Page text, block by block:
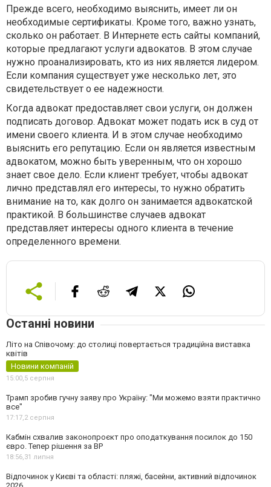
Прежде всего, необходимо выяснить, имеет ли он
необходимые сертификаты. Кроме того, важно узнать,
сколько он работает. В Интернете есть сайты компаний,
которые предлагают услуги адвокатов. В этом случае
нужно проанализировать, кто из них является лидером.
Если компания существует уже несколько лет, это
свидетельствует о ее надежности.
Когда адвокат предоставляет свои услуги, он должен
подписать договор. Адвокат может подать иск в суд от
имени своего клиента. И в этом случае необходимо
выяснить его репутацию. Если он является известным
адвокатом, можно быть уверенным, что он хорошо
знает свое дело. Если клиент требует, чтобы адвокат
лично представлял его интересы, то нужно обратить
внимание на то, как долго он занимается адвокатской
практикой. В большинстве случаев адвокат
представляет интересы одного клиента в течение
определенного времени.
Останні новини
Літо на Співочому: до столиці повертається традиційна виставка
квітів
Новини компаній
15:00,5 серпня
Трамп зробив гучну заяву про Україну: "Ми можемо взяти практично
все"
17:17,2 серпня
Кабмін схвалив законопроєкт про оподаткування посилок до 150
євро. Тепер рішення за ВР
18:56,31 липня
Відпочинок у Києві та області: пляжі, басейни, активний відпочинок